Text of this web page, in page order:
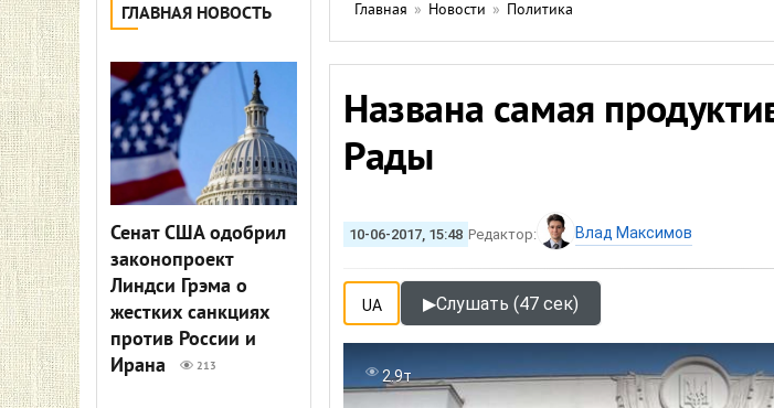
ГЛАВНАЯ НОВОСТЬ
Сенат США одобрил
законопроект
Линдси Грэма о
жестких санкциях
против России и
Ирана
213
Главная » Новости » Политика
Названа самая
Рады
10-06-2017, 15:48 Редактор: Влад Максимов
UA ▶Слушать (47 сек)
2.9т